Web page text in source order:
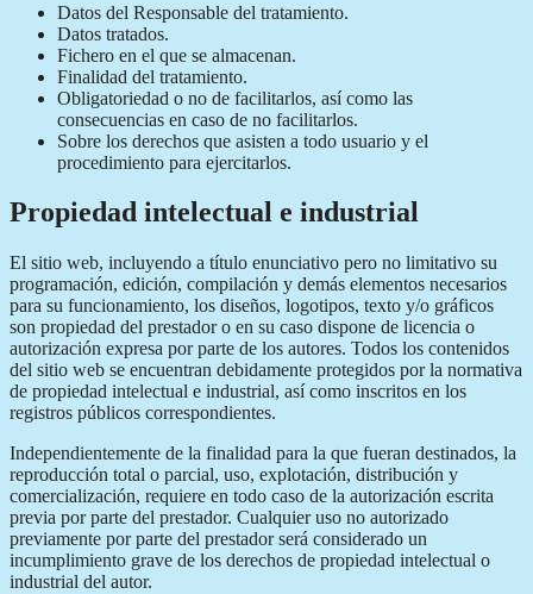
Datos del Responsable del tratamiento.
Datos tratados.
Fichero en el que se almacenan.
Finalidad del tratamiento.
Obligatoriedad o no de facilitarlos, así como las
consecuencias en caso de no facilitarlos.
Sobre los derechos que asisten a todo usuario y el
procedimiento para ejercitarlos.
Propiedad intelectual e industrial
El sitio web, incluyendo a título enunciativo pero no limitativo su
programación, edición, compilación y demás elementos necesarios
para su funcionamiento, los diseños, logotipos, texto y/o gráficos
son propiedad del prestador o en su caso dispone de licencia o
autorización expresa por parte de los autores. Todos los contenidos
del sitio web se encuentran debidamente protegidos por la normativa
de propiedad intelectual e industrial, así como inscritos en los
registros públicos correspondientes.
Independientemente de la finalidad para la que fueran destinados, la
reproducción total o parcial, uso, explotación, distribución y
comercialización, requiere en todo caso de la autorización escrita
previa por parte del prestador. Cualquier uso no autorizado
previamente por parte del prestador será considerado un
incumplimiento grave de los derechos de propiedad intelectual o
industrial del autor.